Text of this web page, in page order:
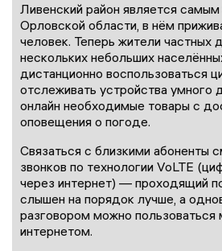
Ливенский район является
Орловской области, в нём
человек. Теперь жители частных
нескольких небольших
дистанционно воспользоваться
отслеживать устройства умного
онлайн необходимые товары с
оповещения о погоде.
Связаться с близкими абоненты
звонков по технологии VoLTE
через интернет) — проходящий
слышен на порядок лучше, а
разговором можно
интернетом.